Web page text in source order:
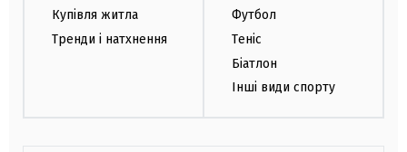
Купівля житла
Тренди і натхнення
Футбол
Теніс
Біатлон
Інші види спорту